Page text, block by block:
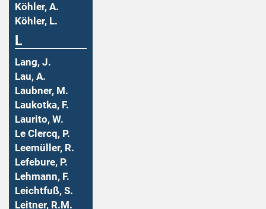
Köhler, A.
Köhler, L.
L
Lang, J.
Lau, A.
Laubner, M.
Laukotka, F.
Laurito, W.
Le Clercq, P.
Leemüller, R.
Lefebure, P.
Lehmann, F.
Leichtfuß, S.
Leitner, R.M.